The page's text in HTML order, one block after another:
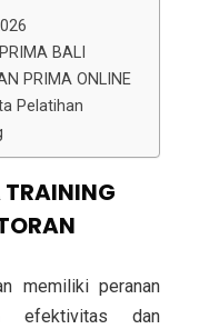
BALI
PRIMA ONLINE
Pelatihan
TRAINING
memiliki peranan
efektivitas dan